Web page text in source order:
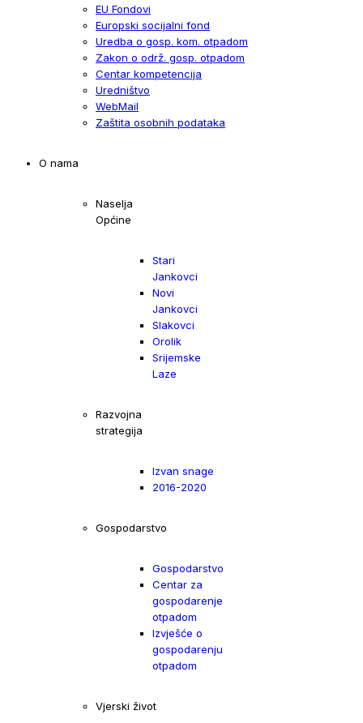
EU Fondovi
Europski socijalni fond
Uredba o gosp. kom. otpadom
Zakon o održ. gosp. otpadom
Centar kompetencija
Uredništvo
WebMail
Zaštita osobnih podataka
O nama
Naselja
Općine
Stari
Jankovci
Novi
Jankovci
Slakovci
Orolik
Srijemske
Laze
Razvojna
strategija
Izvan snage
2016-2020
Gospodarstvo
Gospodarstvo
Centar za
gospodarenje
otpadom
Izvješće o
gospodarenju
otpadom
Vjerski život